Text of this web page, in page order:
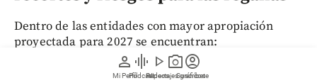
person
Mi Perfil
graphic_eq
Pódcast
play_arrow
Videos
photo_camera
Reportajes gráficos
account_circle
Suscríbete
Dentro de las entidades con mayor apropiación
proyectada para 2027 se encuentran: